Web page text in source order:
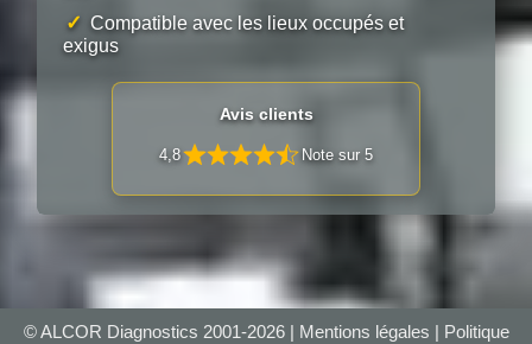
✓ Compatible avec les lieux occupés et
exigus
Avis clients
4,8 Note sur 5
© ALCOR Diagnostics 2001-2026 | Mentions légales | Politique